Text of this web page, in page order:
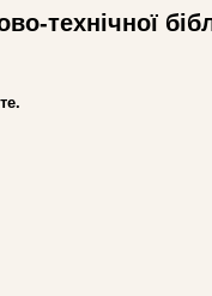
технічної